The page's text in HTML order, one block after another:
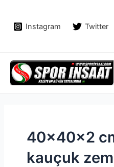
Instagram
Twitter
40x40x2
kauçuk